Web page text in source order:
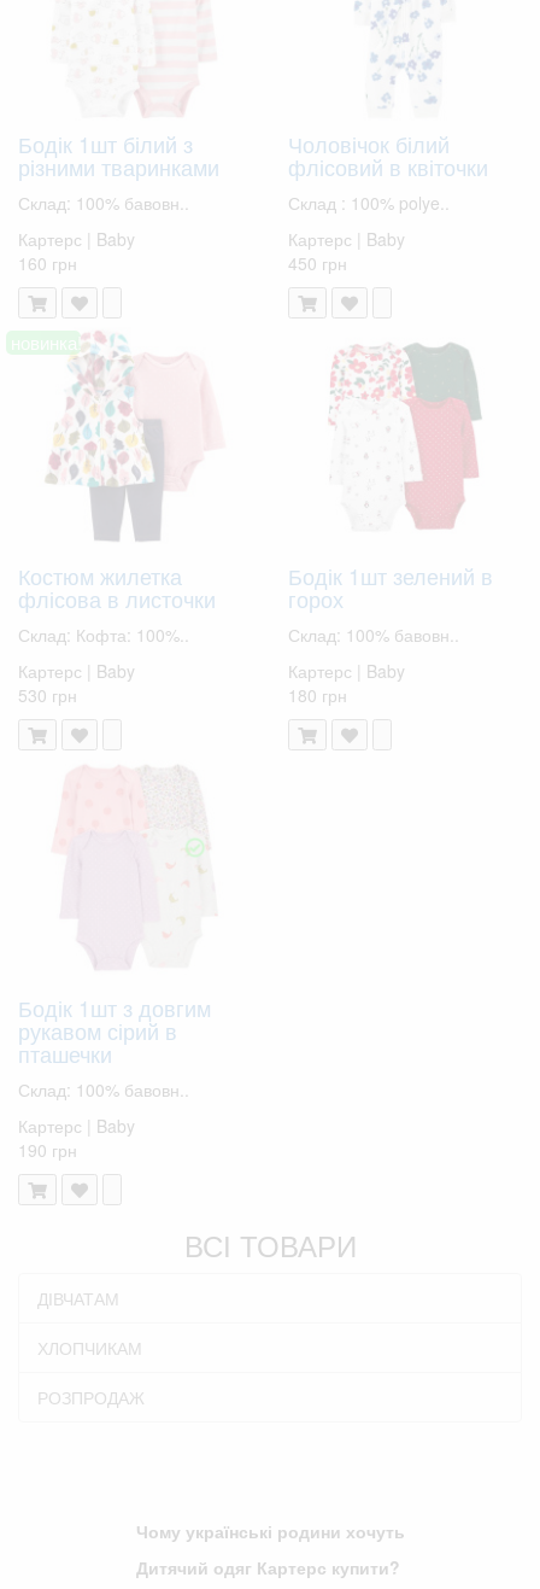
Бодік 1шт білий з
різними тваринками
Склад: 100% бавовн..
Картерс | Baby
160 грн
Чоловічок білий
флісовий в квіточки
Склад : 100% polye..
Картерс | Baby
450 грн
новинка!
Костюм жилетка
флісова в листочки
Склад: Кофта: 100%..
Картерс | Baby
530 грн
Бодік 1шт зелений в
горох
Склад: 100% бавовн..
Картерс | Baby
180 грн
Бодік 1шт з довгим
рукавом сірий в
пташечки
Склад: 100% бавовн..
Картерс | Baby
190 грн
ВСІ ТОВАРИ
ДІВЧАТАМ
ХЛОПЧИКАМ
РОЗПРОДАЖ
Чому українські родини хочуть
Дитячий одяг Картерс купити?